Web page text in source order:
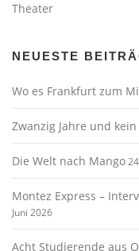
Theater
NEUESTE
Wo es Frankfurt zum
Zwanzig Jahre und
Die Welt nach Mango
Montez Express –
Juni 2026
Acht Studierende aus